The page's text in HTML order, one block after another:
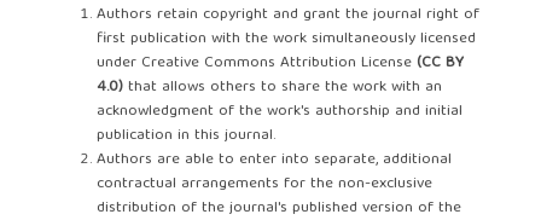
Authors retain copyright and grant the journal right of
first publication with the work simultaneously licensed
under Creative Commons Attribution License (CC BY
4.0)that allows others to share the work with an
acknowledgment of the work's authorship and initial
publication in this journal.
Authors are able to enter into separate, additional
contractual arrangements for the non-exclusive
distribution of the journal's published version of the